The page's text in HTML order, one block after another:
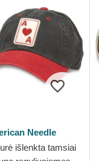
Needle
išlenkta tamsiai